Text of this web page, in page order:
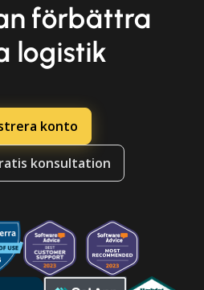
förbättra
logistik
konto
konsultation